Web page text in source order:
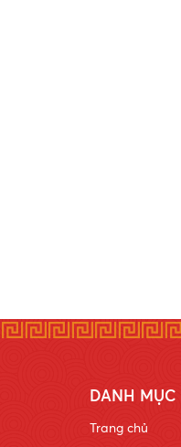
DANH MỤC
Trang chủ